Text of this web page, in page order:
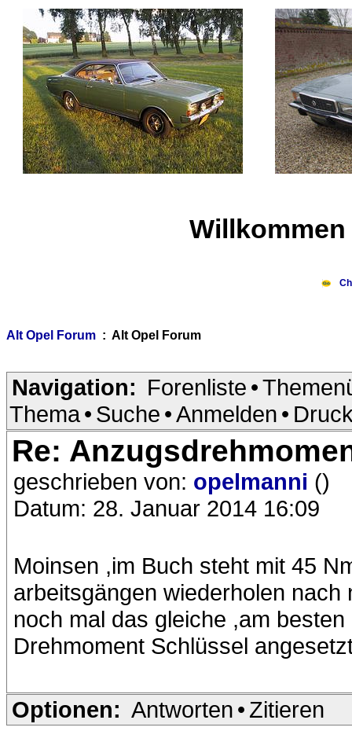
Alt Opel Forum : Alt Opel Forum
Navigation: Forenliste •
Thema• Suche •Anmelden •
Re:
geschrieben von: opelmanni ()
Datum: 28. Januar 2014 16:09
Moinsen ,im Buch steht mit 45
arbeitsgängen wiederholen
noch mal das gleiche ,am
Drehmoment Schlüssel
Optionen: Antworten • Zitieren